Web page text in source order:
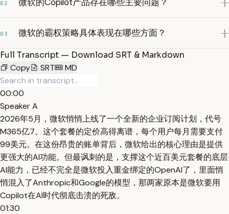
02
03 微软的霸权策略具体表现在哪些方面？
Full Transcript — Download SRT & Markdown
Copy
SRT MD
00:00
Speaker A
2026年5月，微软悄悄上线了一个全新的企业订阅计划，代号
M365亿7。这个套餐的定价高得离谱，每个用户每月需要支付
99美元。在这份昂贵的账单背后，微软给出的核心理由是提供
更强大的AI功能。但最讽刺的是，支撑这个近百美元套餐的底层
AI能力，已经不完全是微软投入重金绑定的OpenAI了，里面悄
悄混入了Anthropic和Google的模型，那两家原本是微软要用
Copilot在AI时代彻底击溃的死敌。
01:30